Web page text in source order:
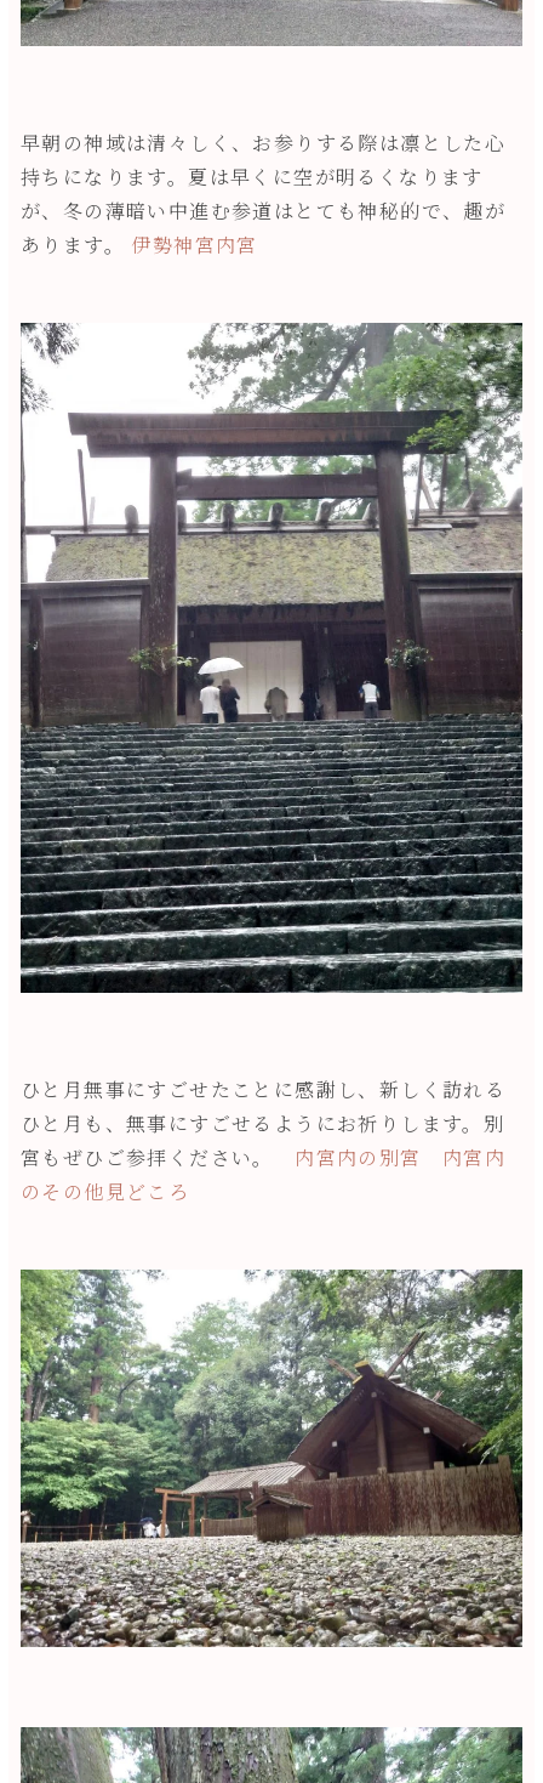
早朝の神域は清々しく、お参りする際は凛とした心
持ちになります。夏は早くに空が明るくなります
が、冬の薄暗い中進む参道はとても神秘的で、趣が
あります。 伊勢神宮内宮
ひと月無事にすごせたことに感謝し、新しく訪れる
ひと月も、無事にすごせるようにお祈りします。別
宮もぜひご参拝ください。 内宮内の別宮
内宮内
のその他見どころ